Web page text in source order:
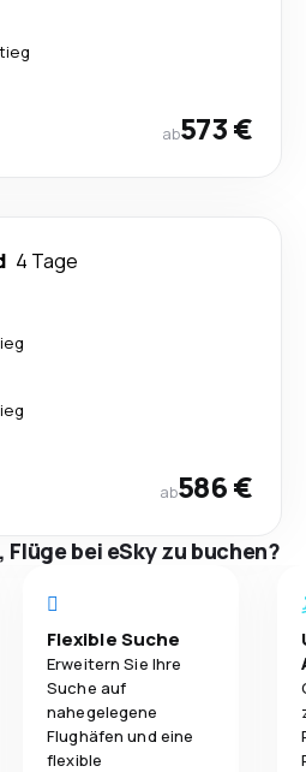
ab573 €
4 Tage
ab586 €
bei eSky zu buchen?
Flexible Suche
Erweitern Sie Ihre
Suche auf
nahegelegene
Flughäfen und eine
flexible